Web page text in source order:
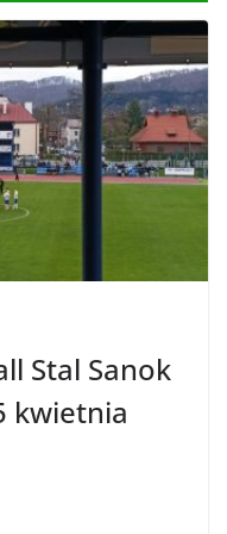
Stal Sanok
kwietnia